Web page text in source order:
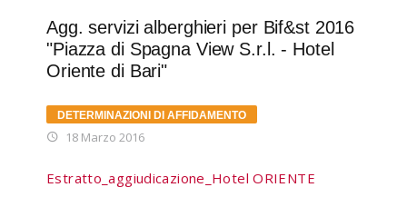
Agg. servizi alberghieri per Bif&st 2016
"Piazza di Spagna View S.r.l. - Hotel
Oriente di Bari"
DETERMINAZIONI DI AFFIDAMENTO
18 Marzo 2016
Estratto_aggiudicazione_Hotel ORIENTE